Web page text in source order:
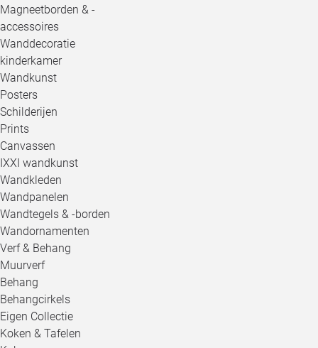
Magneetborden & -
accessoires
Wanddecoratie
kinderkamer
Wandkunst
Posters
Schilderijen
Prints
Canvassen
IXXI wandkunst
Wandkleden
Wandpanelen
Wandtegels & -borden
Wandornamenten
Verf & Behang
Muurverf
Behang
Behangcirkels
Eigen Collectie
Koken & Tafelen